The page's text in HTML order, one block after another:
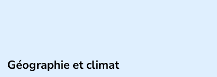
Géographie et climat